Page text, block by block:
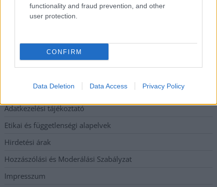
functionality and fraud prevention, and other
user protection.
CONFIRM
Data Deletion Data Access Privacy Policy
A MÚOSZ sajtódíjának második helyét nyerte el a Borsod24 és
a Paraméter közös riportfilmje a Sajó szennyezéséről
Csángó Fesztivál
Adatkezelési tájékoztató
Etikai és függetlenségi alapelvek
Hirdetési árak
Hozzászólási és Moderálási Szabályzat
Impresszum